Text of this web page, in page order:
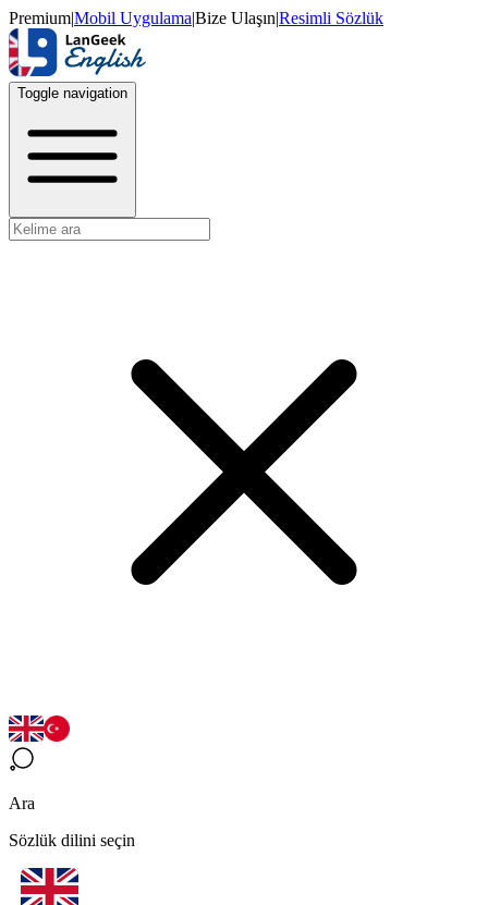
Premium|Mobil Uygulama|Bize Ulaşın|Resimli Sözlük
Toggle navigation
Ara
Sözlük dilini seçin